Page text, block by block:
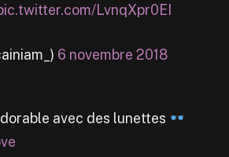
LvnqXpr0EI
6 novembre 2018
avec des lunettes